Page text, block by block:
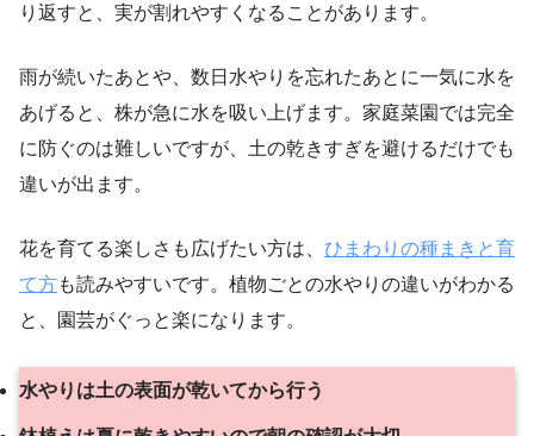
り返すと、実が割れやすくなることがあります。
雨が続いたあとや、数日水やりを忘れたあとに一気に水を
あげると、株が急に水を吸い上げます。家庭菜園では完全
に防ぐのは難しいですが、土の乾きすぎを避けるだけでも
違いが出ます。
花を育てる楽しさも広げたい方は、 ひまわりの種まきと育
て方も読みやすいです。植物ごとの水やりの違いがわかる
と、園芸がぐっと楽になります。
水やりは土の表面が乾いてから行う